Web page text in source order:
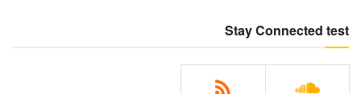
Stay Connected test